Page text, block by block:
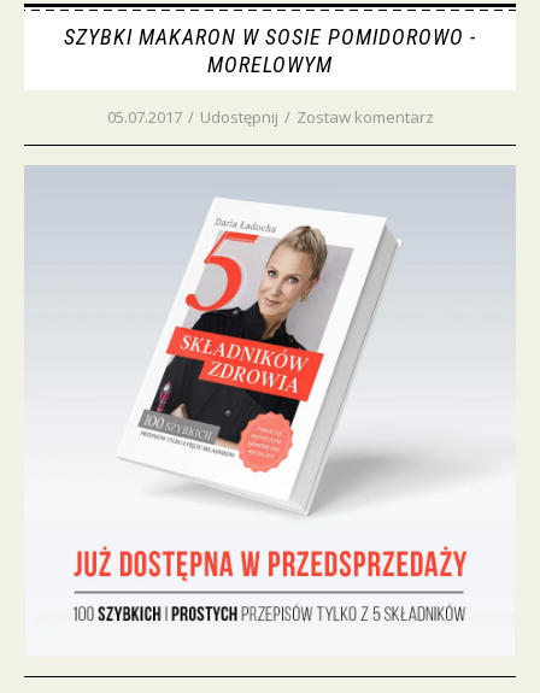
SZYBKI MAKARON W SOSIE POMIDOROWO -
MORELOWYM
05.07.2017 / Udostępnij / Zostaw komentarz